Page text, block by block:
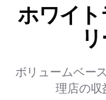
ホワイト
ボリュームベー
理店の収